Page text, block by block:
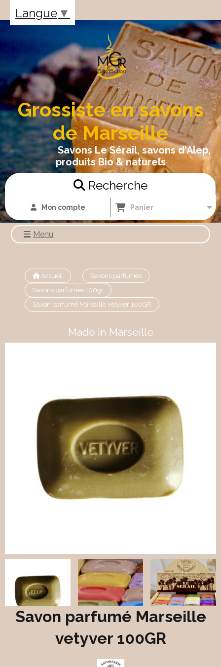
Grossiste en savons
de Marseille
Savons Le Sérail, savons d'Alep,
produits Bio & naturels
Recherche
Mon compte Panier
Menu
Accueil
Savons parfumés
Savons parfumés 100gr
Savon parfumé Marseille vetyver 100GR
Made in Marseille
Savon parfumé Marseille
vetyver 100GR
Langue ▼